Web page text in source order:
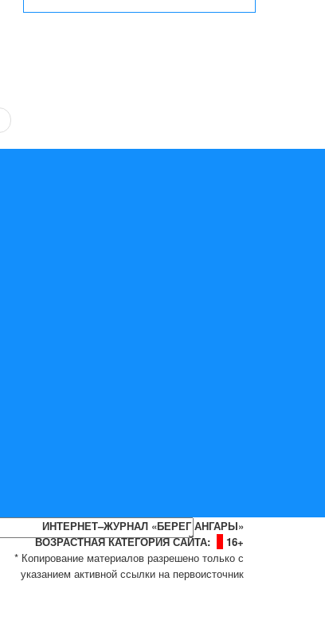
ИНТЕРНЕТ–ЖУРНАЛ «БЕРЕГ АНГАРЫ»
ВОЗРАСТНАЯ КАТЕГОРИЯ САЙТА:
16+
* Копирование материалов разрешено только с
указанием активной ссылки на первоисточник